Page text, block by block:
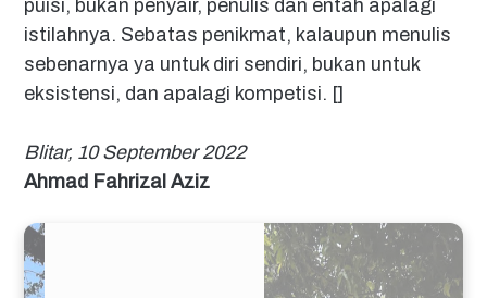
puisi, bukan penyair, penulis dan entah apalagi
istilahnya. Sebatas penikmat, kalaupun menulis
sebenarnya ya untuk diri sendiri, bukan untuk
eksistensi, dan apalagi kompetisi. []
Blitar, 10 September 2022
Ahmad Fahrizal Aziz